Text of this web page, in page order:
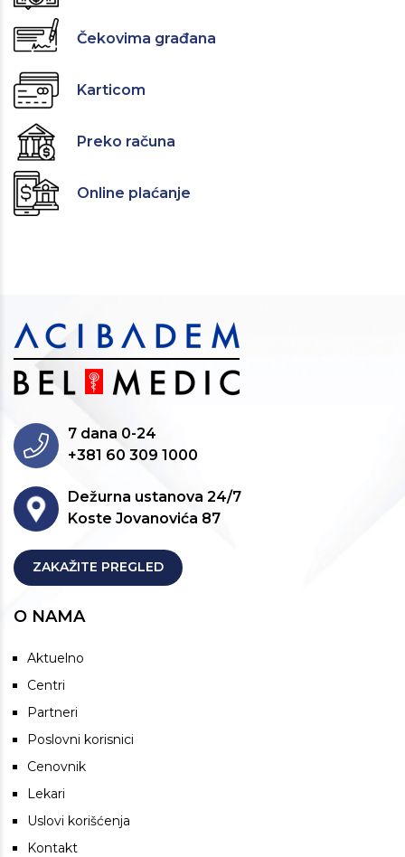
Čekovima građana
Karticom
Preko računa
Online plaćanje
7 dana 0-24
+381 60 309 1000
Dežurna ustanova 24/7
Koste Jovanovića 87
ZAKAŽITE PREGLED
O NAMA
Aktuelno
Centri
Partneri
Poslovni korisnici
Cenovnik
Lekari
Uslovi korišćenja
Kontakt